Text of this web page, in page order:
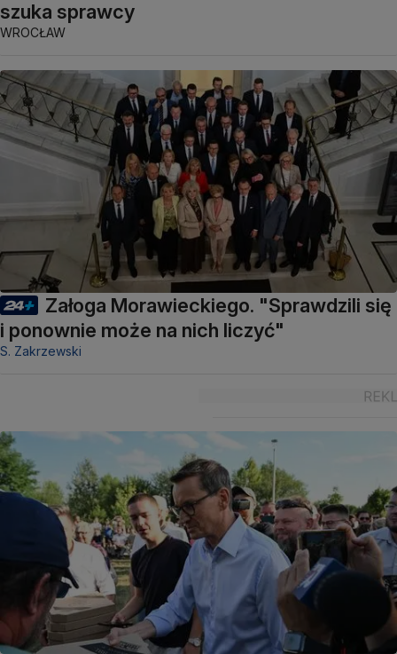
szuka sprawcy
WROCŁAW
Załoga Morawieckiego. "Sprawdzili się
i ponownie może na nich liczyć"
S. Zakrzewski